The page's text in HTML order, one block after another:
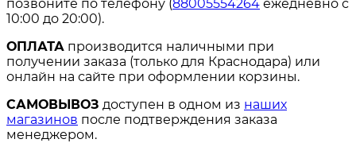
позвоните по телефону (88005554264 ежедневно с
10:00 до 20:00).
ОПЛАТА производится наличными при
получении заказа (только для Краснодара) или
онлайн на сайте при оформлении корзины.
САМОВЫВОЗ доступен в одном из наших
магазинов после подтверждения заказа
менеджером.